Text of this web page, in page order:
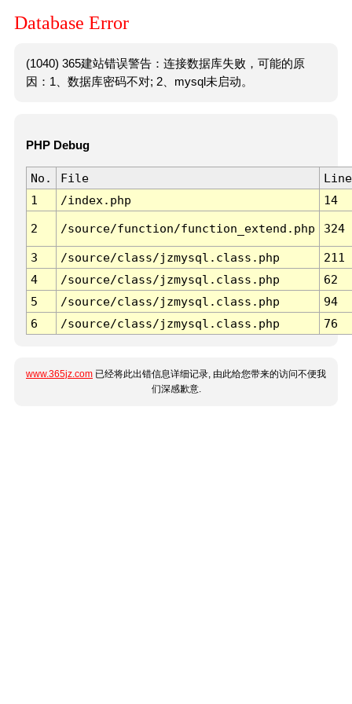
Database Error
(1040) 365建站错误警告：连接数据库失败，可能的原
因：1、数据库密码不对; 2、mysql未启动。
PHP Debug
No. File
Line
1
/index.php 14
2 /source/function/function_extend.php 324
3 /source/class/jzmysql.class.php
211
4
/source/class/jzmysql.class.php
62
5
/source/class/jzmysql.class.php
94
6
/source/class/jzmysql.class.php 76
www.365jz.com 已经将此出错信息详细记录, 由此给您带来的访问不便我
们深感歉意.